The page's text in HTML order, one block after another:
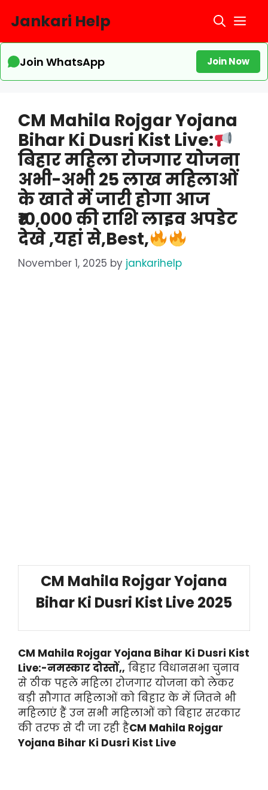
Jankari Help
Join WhatsApp Join Now
CM Mahila Rojgar Yojana
Bihar Ki Dusri Kist Live:
बिहार महिला रोजगार योजना
अभी-अभी 25 लाख महिलाओं
के खाते में जारी होगा आज
₹10,000 की राशि लाइव अपडेट
देखे ,यहां से,Best,
November 1, 2025 by jankarihelp
CM Mahila Rojgar Yojana
Bihar Ki Dusri Kist Live 2025
CM Mahila Rojgar Yojana Bihar Ki Dusri Kist
Live:-नमस्कार दोस्तों,, बिहार विधानसभा चुनाव
से ठीक पहले महिला रोजगार योजना को लेकर
बड़ी सौगात महिलाओं को बिहार के में जितने भी
महिलाएं हैं उन सभी महिलाओं को बिहार सरकार
की तरफ से दी जा रही हैCM Mahila Rojgar
Yojana Bihar Ki Dusri Kist Live